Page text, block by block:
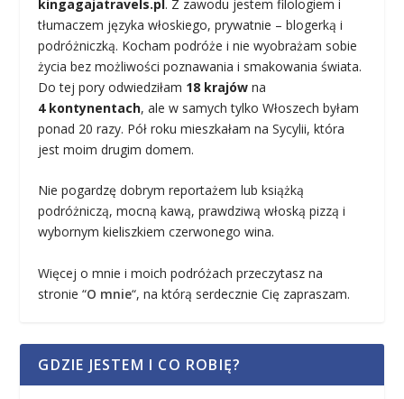
kingagajatravels.pl. Z zawodu jestem filologiem i
tłumaczem języka włoskiego, prywatnie – blogerką i
podróżniczką. Kocham podróże i nie wyobrażam sobie
życia bez możliwości poznawania i smakowania świata.
Do tej pory odwiedziłam 18 krajów na
4 kontynentach, ale w samych tylko Włoszech byłam
ponad 20 razy. Pół roku mieszkałam na Sycylii, która
jest moim drugim domem.
Nie pogardzę dobrym reportażem lub książką
podróżniczą, mocną kawą, prawdziwą włoską pizzą i
wybornym kieliszkiem czerwonego wina.
Więcej o mnie i moich podróżach przeczytasz na
stronie “O mnie“, na którą serdecznie Cię zapraszam.
GDZIE JESTEM I CO ROBIĘ?